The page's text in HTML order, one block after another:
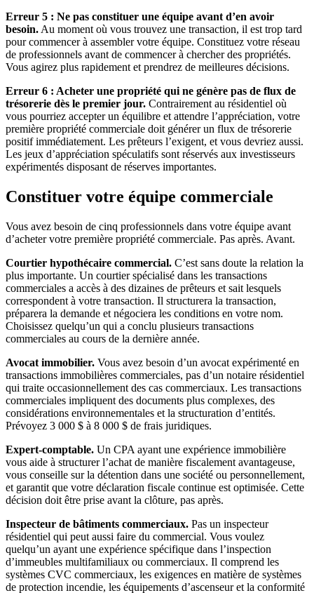
Erreur 5 : Ne pas constituer une équipe avant d’en avoir
besoin. Au moment où vous trouvez une transaction, il est trop tard
pour commencer à assembler votre équipe. Constituez votre réseau
de professionnels avant de commencer à chercher des propriétés.
Vous agirez plus rapidement et prendrez de meilleures décisions.
Erreur 6 : Acheter une propriété qui ne génère pas de flux de
trésorerie dès le premier jour. Contrairement au résidentiel où
vous pourriez accepter un équilibre et attendre l’appréciation, votre
première propriété commerciale doit générer un flux de trésorerie
positif immédiatement. Les prêteurs l’exigent, et vous devriez aussi.
Les jeux d’appréciation spéculatifs sont réservés aux investisseurs
expérimentés disposant de réserves importantes.
Constituer votre équipe commerciale
Vous avez besoin de cinq professionnels dans votre équipe avant
d’acheter votre première propriété commerciale. Pas après. Avant.
Courtier hypothécaire commercial. C’est sans doute la relation la
plus importante. Un courtier spécialisé dans les transactions
commerciales a accès à des dizaines de prêteurs et sait lesquels
correspondent à votre transaction. Il structurera la transaction,
préparera la demande et négociera les conditions en votre nom.
Choisissez quelqu’un qui a conclu plusieurs transactions
commerciales au cours de la dernière année.
Avocat immobilier. Vous avez besoin d’un avocat expérimenté en
transactions immobilières commerciales, pas d’un notaire résidentiel
qui traite occasionnellement des cas commerciaux. Les transactions
commerciales impliquent des documents plus complexes, des
considérations environnementales et la structuration d’entités.
Prévoyez 3 000 $ à 8 000 $ de frais juridiques.
Expert-comptable. Un CPA ayant une expérience immobilière
vous aide à structurer l’achat de manière fiscalement avantageuse,
vous conseille sur la détention dans une société ou personnellement,
et garantit que votre déclaration fiscale continue est optimisée. Cette
décision doit être prise avant la clôture, pas après.
Inspecteur de bâtiments commerciaux. Pas un inspecteur
résidentiel qui peut aussi faire du commercial. Vous voulez
quelqu’un ayant une expérience spécifique dans l’inspection
d’immeubles multifamiliaux ou commerciaux. Il comprend les
systèmes CVC commerciaux, les exigences en matière de systèmes
de protection incendie, les équipements d’ascenseur et la conformité